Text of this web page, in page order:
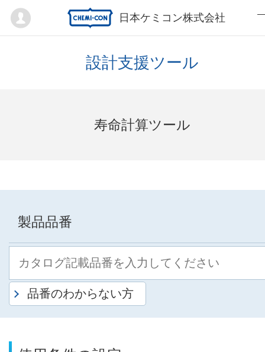
日本ケミコン株式会社
Mypage
設計支援ツール
寿命計算ツール
製品品番
品番のわからない方